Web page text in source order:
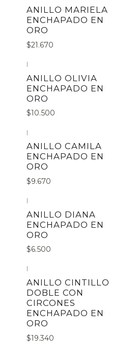
ANILLO MARIELA
ENCHAPADO EN
ORO
$21.670
|
ANILLO OLIVIA
ENCHAPADO EN
ORO
$10.500
|
ANILLO CAMILA
ENCHAPADO EN
ORO
$9.670
|
ANILLO DIANA
ENCHAPADO EN
ORO
$6.500
|
ANILLO CINTILLO
DOBLE CON
CIRCONES
ENCHAPADO EN
ORO
$19.340